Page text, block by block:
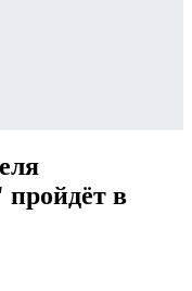
пройдёт в